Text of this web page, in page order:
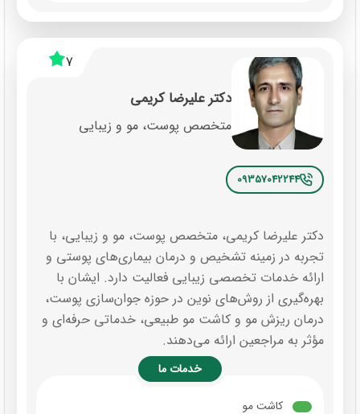
7
دکتر علیرضا کریمی
متخصص پوست، مو و زیبایی
09357042244
دکتر علیرضا کریمی، متخصص پوست، مو و زیبایی، با
تجربه در زمینه تشخیص و درمان بیماری‌های پوستی و
ارائه خدمات تخصصی زیبایی فعالیت دارد. ایشان با
بهره‌گیری از روش‌های نوین در حوزه جوان‌سازی پوست،
درمان ریزش مو و کاشت مو طبیعی، خدماتی حرفه‌ای و
مؤثر به مراجعین ارائه می‌دهند.
خدمات ما
کاشت مو